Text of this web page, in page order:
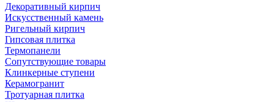
Декоративный кирпич
Искусственный камень
Ригельный кирпич
Гипсовая плитка
Термопанели
Сопутствующие товары
Клинкерные ступени
Керамогранит
Тротуарная плитка